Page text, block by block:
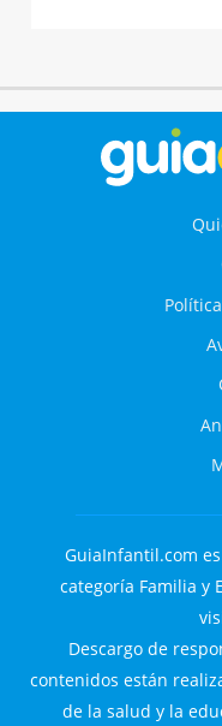
GuiaInfantil.com
categoría Familia y
Descargo de
contenidos están
de la salud y la